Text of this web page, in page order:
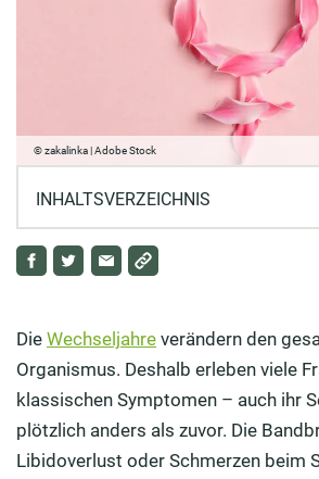
© zakalinka | Adobe Stock
INHALTSVERZEICHNIS
Libidoverlust der Frau während der
Schmerzen beim Sex in den
kommt es dazu und welche
Verhütung während der
nötig?
Die Wechseljahre verändern den
Organismus. Deshalb erleben viele
klassischen Symptomen – auch ihr
plötzlich anders als zuvor. Die
Libidoverlust oder Schmerzen beim